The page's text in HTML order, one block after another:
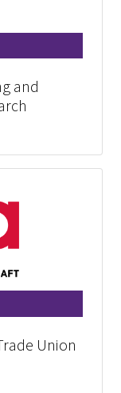
and
Union